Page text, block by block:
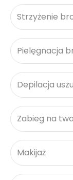
Strzyżenie
Pielęgnacja
Depilacja uszu
Zabieg na
Makijaż